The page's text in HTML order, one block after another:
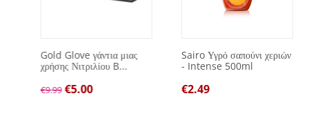
Gold Glove γάντια μιας
χρήσης Νιτριλίου B...
9.99 €5.00
Sairo Υγρό σαπούνι χεριών
- Intense 500ml
2.49